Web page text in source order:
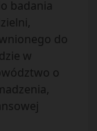
badania
do
w
o